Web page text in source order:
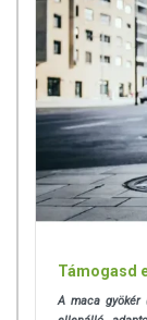
A Borecet
mentes,
termékei
egészségünk
BIO almaecetpor
(HPMC)
Támogasd
A maca gyökér